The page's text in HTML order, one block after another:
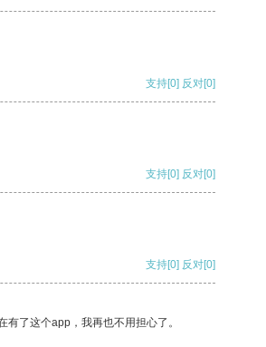
支持[0] 反对[0]
支持[0] 反对[0]
支持[0] 反对[0]
了这个app，我再也不用担心了。